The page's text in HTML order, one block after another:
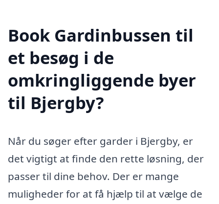
Book Gardinbussen til
et besøg i de
omkringliggende byer
til Bjergby?
Når du søger efter garder i Bjergby, er
det vigtigt at finde den rette løsning, der
passer til dine behov. Der er mange
muligheder for at få hjælp til at vælge de